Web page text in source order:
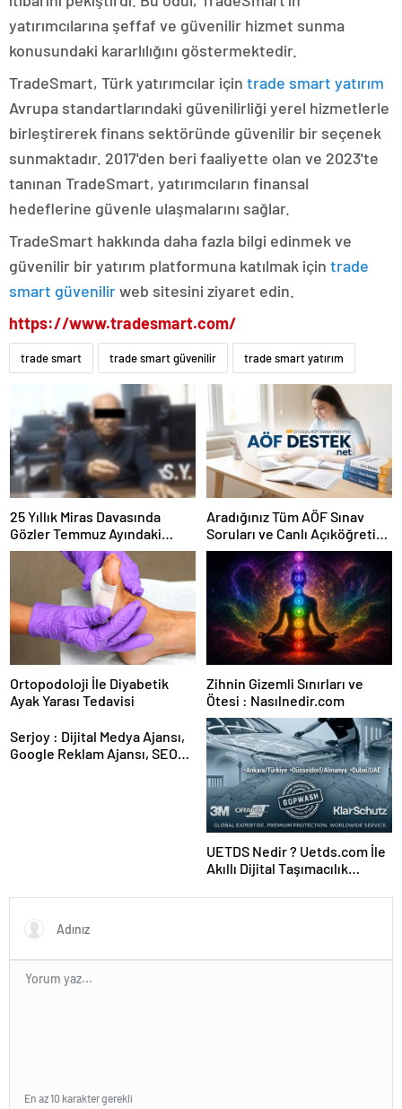
yatırımcılarına şeffaf ve güvenilir hizmet sunma
konusundaki kararlılığını göstermektedir.
TradeSmart, Türk yatırımcılar için trade smart yatırım
Avrupa standartlarındaki güvenilirliği yerel hizmetlerle
birleştirerek finans sektöründe güvenilir bir seçenek
sunmaktadır. 2017'den beri faaliyette olan ve 2023'te
tanınan TradeSmart, yatırımcıların finansal
hedeflerine güvenle ulaşmalarını sağlar.
TradeSmart hakkında daha fazla bilgi edinmek ve
güvenilir bir yatırım platformuna katılmak için trade
smart güvenilirweb sitesini ziyaret edin.
https://www.tradesmart.com/
trade smart trade smart güvenilir trade smart yatırım
25 Yıllık Miras Davasında
Gözler Temmuz Ayındaki
Karar Duruşmasına Çevrildi
Aradığınız Tüm AÖF Sınav
Soruları ve Canlı Açıköğretim
Forumu Burada
Ortopodoloji İle Diyabetik
Ayak Yarası Tedavisi
Zihnin Gizemli Sınırları ve
Ötesi : Nasılnedir.com
Serjoy : Dijital Medya Ajansı,
Google Reklam Ajansı, SEO
UETDS Nedir ? Uetds.com İle
Akıllı Dijital Taşımacılık
En az 10 karakter gerekli